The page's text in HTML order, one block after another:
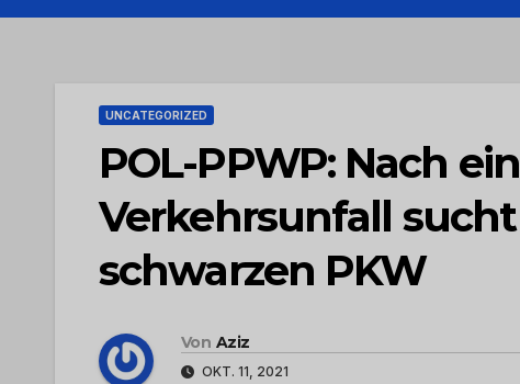
UNCATEGORIZED
POL-PPWP: Nach
Verkehrsunfall
schwarzen PKW
Von Aziz
OKT. 11, 2021